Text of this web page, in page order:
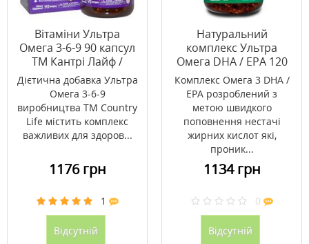
Вітаміни Ультра
Омега 3-6-9 90 капсул
ТМ Кантрі Лайф /
Country Life
Дієтична добавка Ультра
Омега 3-6-9
виробництва ТМ Country
Life містить комплекс
важливих для здоров...
1176 грн
1
Відсутній
Натуральний
комплекс Ультра
Омега DHA / EPA 120
капсул ТМ Кантрі
Лайф / Country Life
Комплекс Омега 3 DHA /
EPA розроблений з
метою швидкого
поповнення нестачі
жирних кислот які,
проник...
1134 грн
0
Відсутній